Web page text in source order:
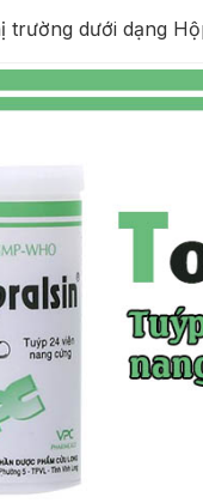
dưới dạng